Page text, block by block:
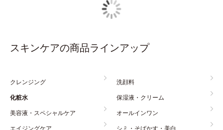
スキンケアの商品ラインアップ
クレンジング
洗顔料
化粧水
保湿液・クリーム
美容液・スペシャルケア
オールインワン